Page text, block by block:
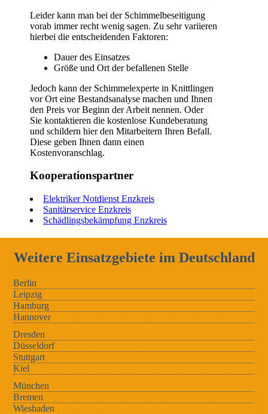
Leider kann man bei der Schimmelbeseitigung
vorab immer recht wenig sagen. Zu sehr variieren
hierbei die entscheidenden Faktoren:
Dauer des Einsatzes
Größe und Ort der befallenen Stelle
Jedoch kann der Schimmelexperte in Knittlingen
vor Ort eine Bestandsanalyse machen und Ihnen
den Preis vor Beginn der Arbeit nennen. Oder
Sie kontaktieren die kostenlose Kundeberatung
und schildern hier den Mitarbeitern Ihren Befall.
Diese geben Ihnen dann einen
Kostenvoranschlag.
Kooperationspartner
Elektriker Notdienst Enzkreis
Sanitärservice Enzkreis
Schädlingsbekämpfung Enzkreis
Weitere Einsatzgebiete im Deutschland
Berlin
Leipzig
Hamburg
Hannover
Dresden
Düsseldorf
Stuttgart
Kiel
München
Bremen
Wiesbaden